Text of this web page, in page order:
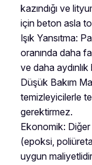
kazındığı ve
için beton asla
Işık Yansıtma:
oranında daha
ve daha aydınlık
Düşük Bakım
temizleyicilerle
gerektirmez.
Ekonomik:
(epoksi,
uygun